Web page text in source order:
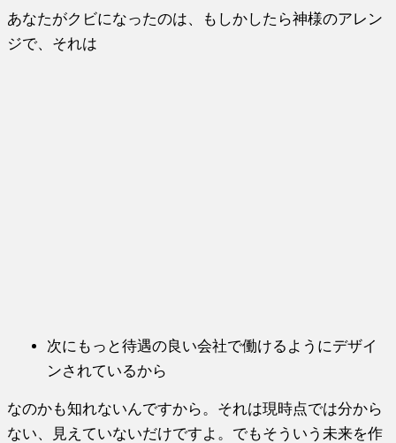
あなたがクビになったのは、もしかしたら神様のアレン
ジで、それは
次にもっと待遇の良い会社で働けるようにデザイ
ンされているから
なのかも知れないんですから。それは現時点では分から
ない、見えていないだけですよ。でもそういう未来を作